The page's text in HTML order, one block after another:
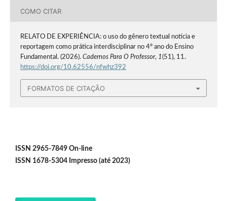
COMO CITAR
RELATO DE EXPERIÊNCIA: o uso do gênero textual notícia e
reportagem como prática interdisciplinar no 4º ano do Ensino
Fundamental. (2026). Cadernos Para O Professor, 1(51), 11.
https://doi.org/10.62556/nfwhz392
FORMATOS DE CITAÇÃO
ISSN 2965-7849 On-line
ISSN 1678-5304 Impresso (até 2023)